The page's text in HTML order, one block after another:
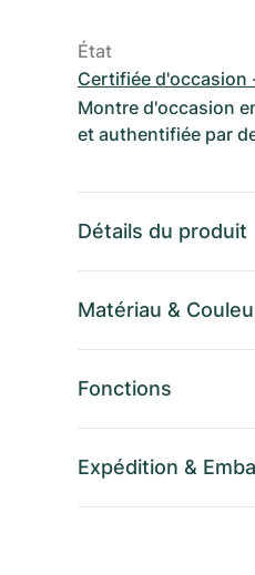
État
Certifiée d'occasion
Montre d'occasion
et authentifiée par
Détails du produit
Matériau &
Fonctions
Expédition &